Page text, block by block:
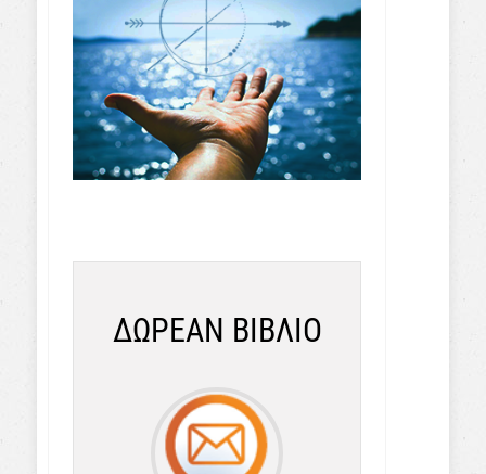
ΔΩΡΕΑΝ ΒΙΒΛΙΟ